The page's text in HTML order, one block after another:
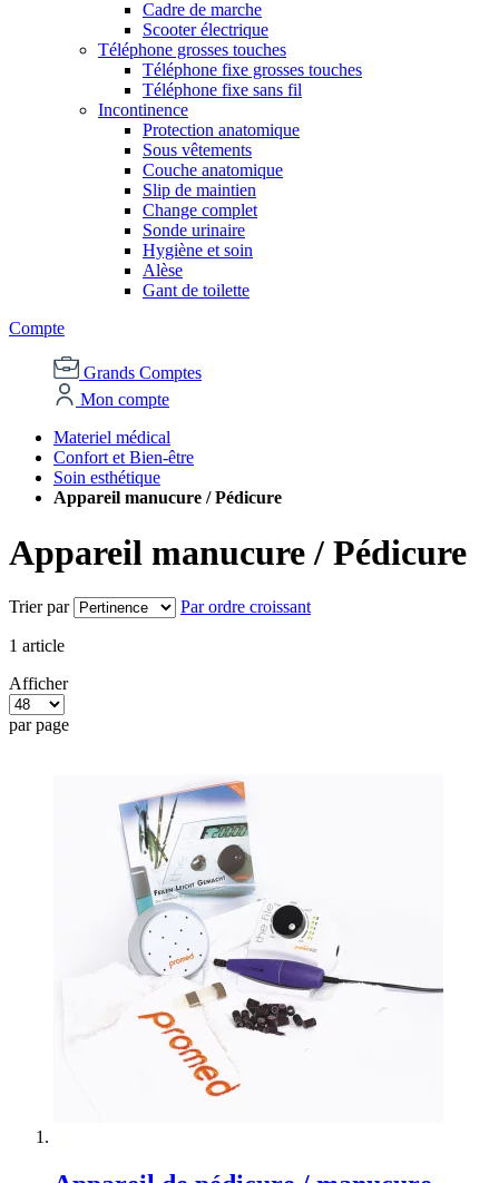
Cadre de marche
Scooter électrique
Téléphone grosses touches
Téléphone fixe grosses touches
Téléphone fixe sans fil
Incontinence
Protection anatomique
Sous vêtements
Couche anatomique
Slip de maintien
Change complet
Sonde urinaire
Hygiène et soin
Alèse
Gant de toilette
Compte
Grands Comptes
Mon compte
Materiel médical
Confort et Bien-être
Soin esthétique
Appareil manucure / Pédicure
Appareil manucure / Pédicure
Trier par Par ordre croissant
1 article
Afficher
par page